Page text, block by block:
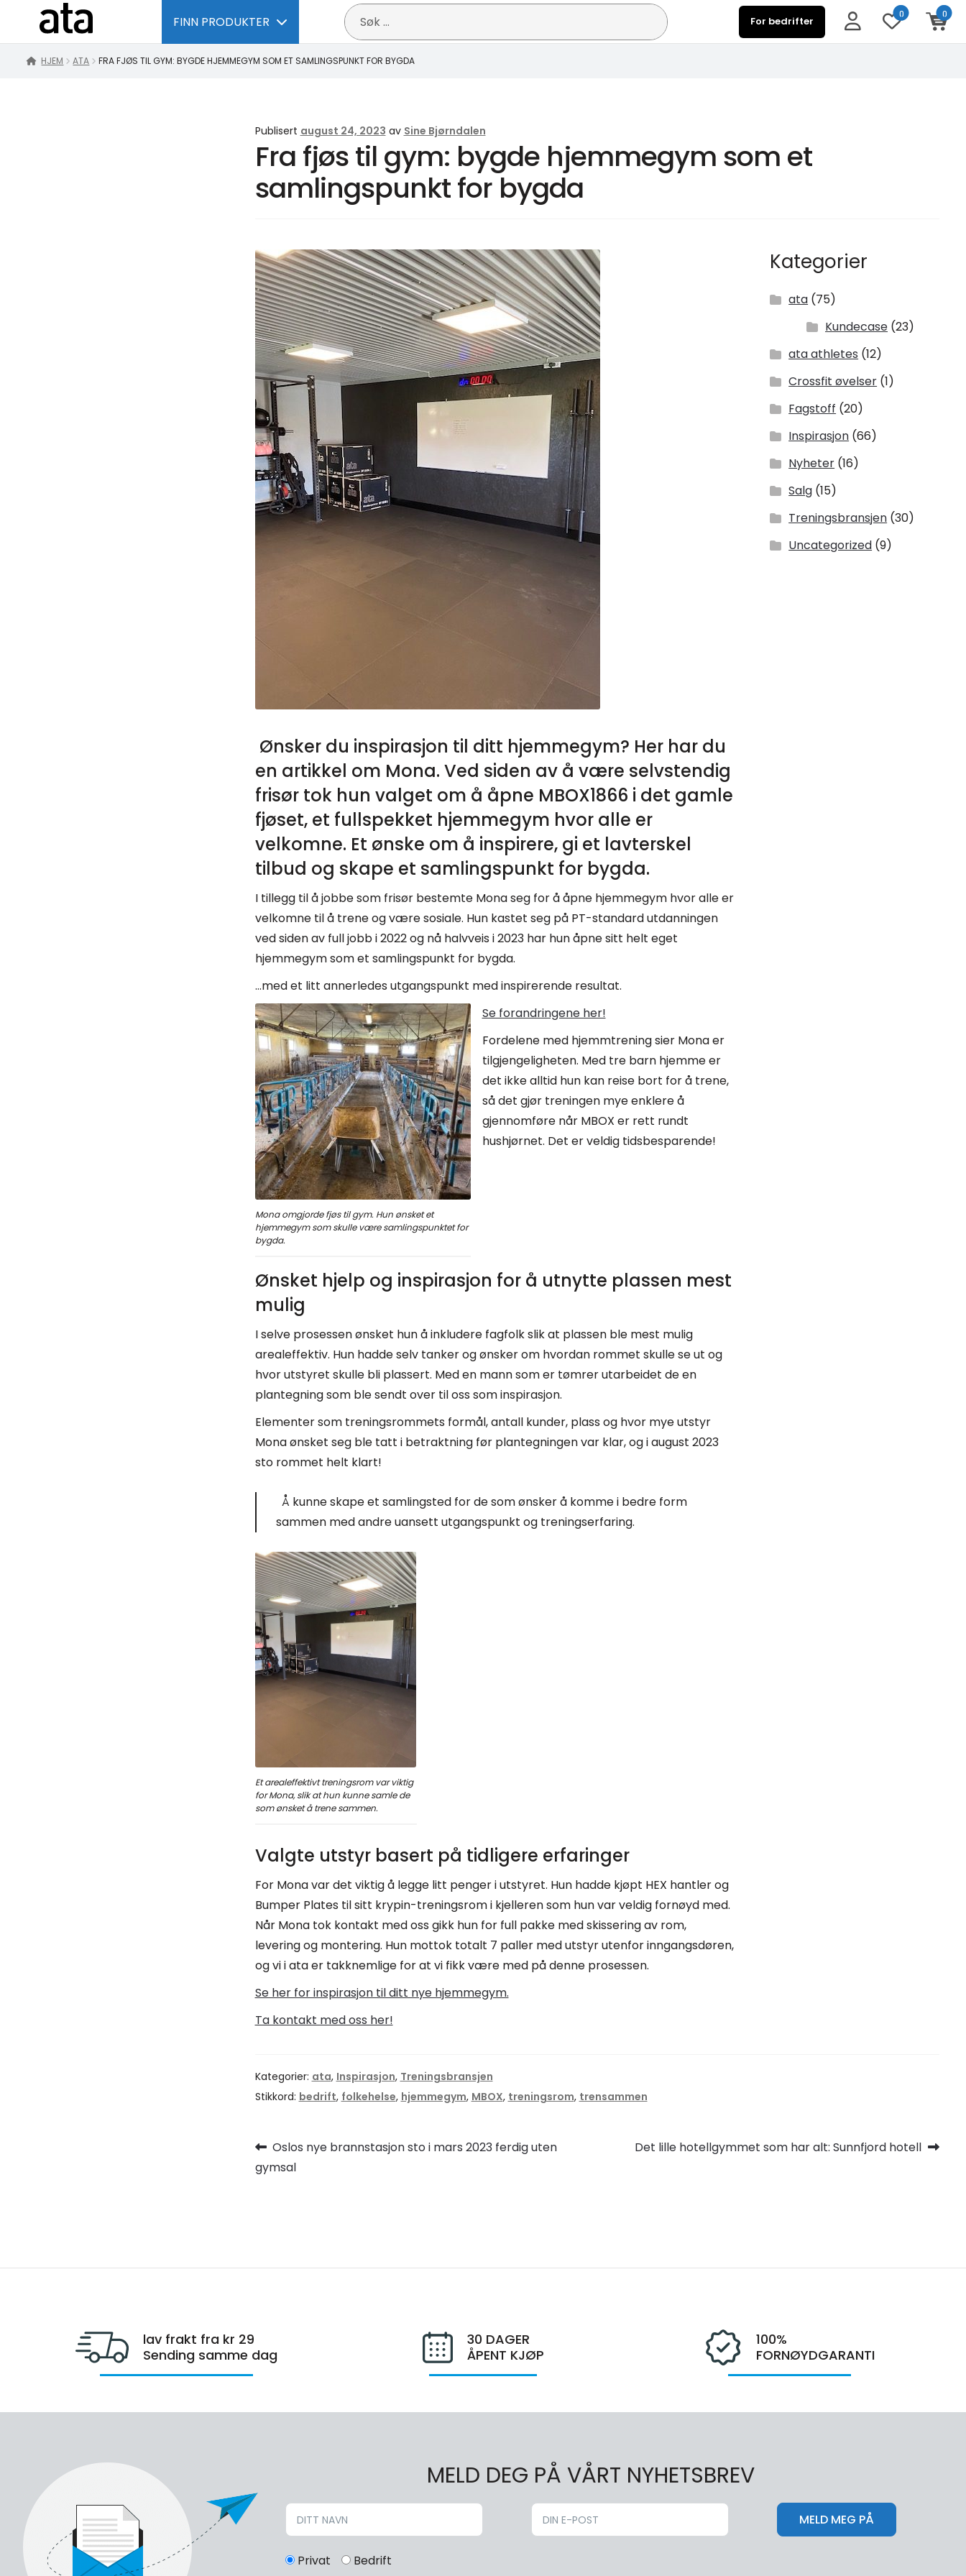
FINN PRODUKTER
Søk
etter:
For bedrifter
0 0
HJEM ATA FRA FJØS TIL GYM: BYGDE HJEMMEGYM SOM ET SAMLINGSPUNKT FOR BYGDA
Publisert august 24, 2023 av Sine Bjørndalen
Fra fjøs til gym: bygde hjemmegym som et
samlingspunkt for bygda
Ønsker du inspirasjon til ditt hjemmegym? Her har du
en artikkel om Mona. Ved siden av å være selvstendig
frisør tok hun valget om å åpne MBOX1866 i det gamle
fjøset, et fullspekket hjemmegym hvor alle er
velkomne. Et ønske om å inspirere, gi et lavterskel
tilbud og skape et samlingspunkt for bygda.
I tillegg til å jobbe som frisør bestemte Mona seg for å åpne hjemmegym hvor alle er
velkomne til å trene og være sosiale. Hun kastet seg på PT-standard utdanningen
ved siden av full jobb i 2022 og nå halvveis i 2023 har hun åpne sitt helt eget
hjemmegym som et samlingspunkt for bygda.
…med et litt annerledes utgangspunkt med inspirerende resultat.
Mona omgjorde fjøs til gym. Hun ønsket et
hjemmegym som skulle være samlingspunktet for
bygda.
Se forandringene her!
Fordelene med hjemmtrening sier Mona er
tilgjengeligheten. Med tre barn hjemme er
det ikke alltid hun kan reise bort for å trene,
så det gjør treningen mye enklere å
gjennomføre når MBOX er rett rundt
hushjørnet. Det er veldig tidsbesparende!
Ønsket hjelp og inspirasjon for å utnytte plassen mest
mulig
I selve prosessen ønsket hun å inkludere fagfolk slik at plassen ble mest mulig
arealeffektiv. Hun hadde selv tanker og ønsker om hvordan rommet skulle se ut og
hvor utstyret skulle bli plassert. Med en mann som er tømrer utarbeidet de en
plantegning som ble sendt over til oss som inspirasjon.
Elementer som treningsrommets formål, antall kunder, plass og hvor mye utstyr
Mona ønsket seg ble tatt i betraktning før plantegningen var klar, og i august 2023
sto rommet helt klart!
Å kunne skape et samlingsted for de som ønsker å komme i bedre form
sammen med andre uansett utgangspunkt og treningserfaring.
Et arealeffektivt treningsrom var viktig
for Mona, slik at hun kunne samle de
som ønsket å trene sammen.
Valgte utstyr basert på tidligere erfaringer
For Mona var det viktig å legge litt penger i utstyret. Hun hadde kjøpt HEX hantler og
Bumper Plates til sitt krypin-treningsrom i kjelleren som hun var veldig fornøyd med.
Når Mona tok kontakt med oss gikk hun for full pakke med skissering av rom,
levering og montering. Hun mottok totalt 7 paller med utstyr utenfor inngangsdøren,
og vi i ata er takknemlige for at vi fikk være med på denne prosessen.
Se her for inspirasjon til ditt nye hjemmegym.
Ta kontakt med oss her!
Kategorier
ata (75)
Kundecase (23)
ata athletes (12)
Crossfit øvelser (1)
Fagstoff (20)
Inspirasjon (66)
Nyheter (16)
Salg (15)
Treningsbransjen (30)
Uncategorized (9)
Kategorier: ata, Inspirasjon, Treningsbransjen
Stikkord: bedrift, folkehelse, hjemmegym, MBOX, treningsrom, trensammen
Innleggsnavigasjon
Forrige
innlegg:
Oslos nye brannstasjon sto i mars 2023 ferdig uten
gymsal
Neste
Det lille hotellgymmet som har alt: Sunnfjord hotell
lav frakt fra kr 29
Sending samme dag
30 DAGER
ÅPENT KJØP
100%
FORNØYDGARANTI
MELD DEG PÅ VÅRT NYHETSBREV
Privat Bedrift